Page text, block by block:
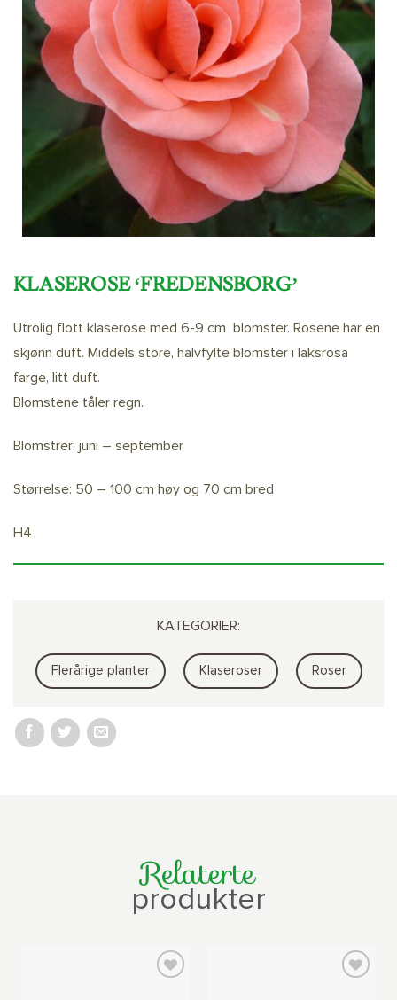
KLASEROSE ‘FREDENSBORG’
Utrolig flott klaserose med 6-9 cm blomster. Rosene har en
skjønn duft. Middels store, halvfylte blomster i laksrosa
farge, litt duft.
B lomstene tåler regn.
Blomstrer: juni – september
Størrelse: 50 – 100 cm høy og 70 cm bred
H4
KATEGORIER:
Flerårige planter Klaseroser Roser
Relaterte
produkter